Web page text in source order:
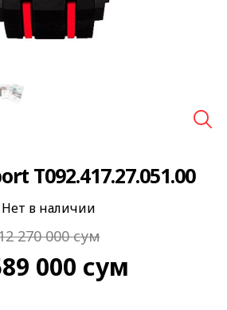
T092.417.27.051.00
Нет в наличии
270 000сум
000 сум